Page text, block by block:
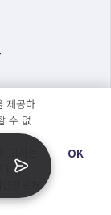
.
제공하
수 없
하는
OK